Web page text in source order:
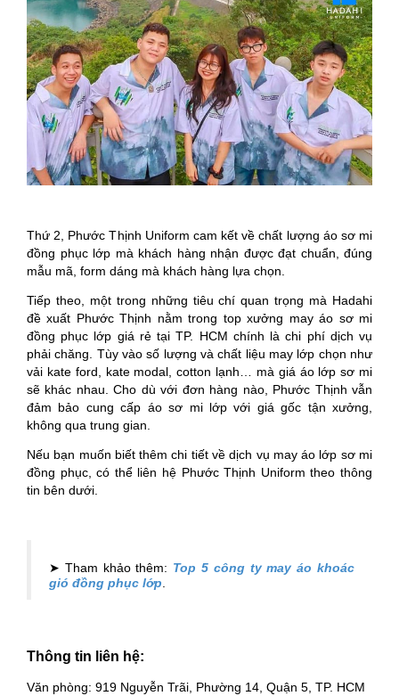
Thứ 2, Phước Thịnh Uniform cam kết về chất lượng áo sơ mi
đồng phục lớp mà khách hàng nhận được đạt chuẩn, đúng
mẫu mã, form dáng mà khách hàng lựa chọn.
Tiếp theo, một trong những tiêu chí quan trọng mà Hadahi
đề xuất Phước Thịnh nằm trong top xưởng may áo sơ mi
đồng phục lớp giá rẻ tại TP. HCM chính là chi phí dịch vụ
phải chăng. Tùy vào số lượng và chất liệu may lớp chọn như
vải kate ford, kate modal, cotton lạnh… mà giá áo lớp sơ mi
sẽ khác nhau. Cho dù với đơn hàng nào, Phước Thịnh vẫn
đảm bảo cung cấp áo sơ mi lớp với giá gốc tận xưởng,
không qua trung gian.
Nếu bạn muốn biết thêm chi tiết về dịch vụ may áo lớp sơ mi
đồng phục, có thể liên hệ Phước Thịnh Uniform theo thông
tin bên dưới.
➤ Tham khảo thêm: Top 5 công ty may áo khoác
gió đồng phục lớp
Thông tin liên hệ:
Văn phòng: 919 Nguyễn Trãi, Phường 14, Quận 5, TP. HCM